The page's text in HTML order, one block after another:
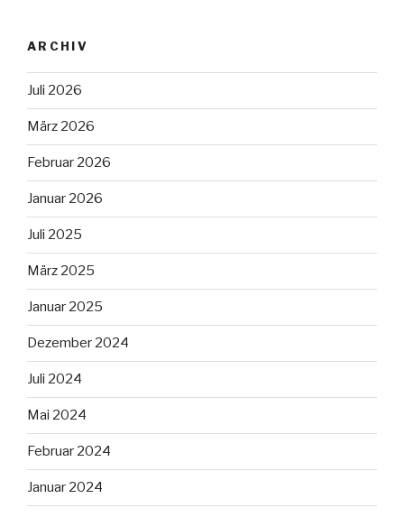
ARCHIV
Juli 2026
März 2026
Februar 2026
Januar 2026
Juli 2025
März 2025
Januar 2025
Dezember 2024
Juli 2024
Mai 2024
Februar 2024
Januar 2024